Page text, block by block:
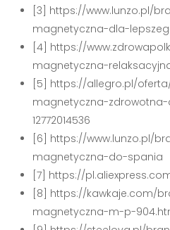
[3] https://www.lunzo.pl/
magnetyczna-dla-
[4] https://
magnetyczna-
[5] https://allegro.pl/
magnetyczna-
12772014536
[6] https://www.lunzo.pl/
magnetyczna-do-spania
[7] https://
[8] https://kawkaje.com/
magnetyczna-m-p-